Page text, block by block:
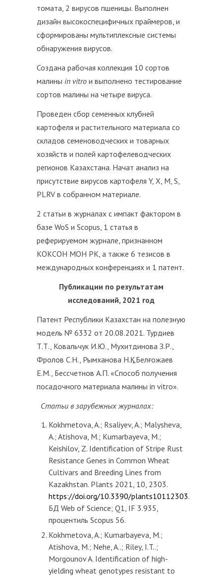
томата, 2 вирусов пшеницы. Выполнен
дизайн высокоспецифичных праймеров, и
сформированы мультиплексные системы
обнаружения вирусов.
Создана рабочая коллекция 10 сортов
малины in vitro и выполнено тестирование
сортов малины на четыре вируса.
Проведен сбор семенных клубней
картофеля и растительного материала со
складов семеноводческих и товарных
хозяйств и полей картофелеводческих
регионов Казахстана. Начат анализ на
присутствие вирусов картофеля Y, X, M, S,
PLRV в собранном материале.
2 статьи в журналах с импакт фактором в
базе WoS и Scopus, 1 статья в
реферируемом журнале, признанном
КОКСОН МОН РК, а также 6 тезисов в
международных конференциях и 1 патент.
Публикации по результатам
исследований, 2021 год
Патент Республики Казахстан на полезную
модель № 6332 от 20.08.2021. Турдиев
Т.Т., Ковальчук И.Ю., Мухитдинова З.Р.,
Фролов С.Н., Рымханова Н.Қ., Белғожаев
Е.М., Бессчетнов А.П. «Способ получения
посадочного материала малины in vitro».
Статьи в зарубежных журналах:
Kokhmetova, A.; Rsaliyev, A.; Malysheva,
A.; Atishova, M.; Kumarbayeva, M.;
Keishilov, Z. Identification of Stripe Rust
Resistance Genes in Common Wheat
Cultivars and Breeding Lines from
Kazakhstan. Plants 2021, 10, 2303.
https://doi.org/10.3390/plants10112303.
БД Web of Science; Q1, IF 3.935,
процентиль Scopus 56.
Kokhmetova, A.; Kumarbayeva, M.;
Atishova, M.; Nehe, A..; Riley, I.T..;
Morgounov A. Identification of high-
yielding wheat genotypes resistant to